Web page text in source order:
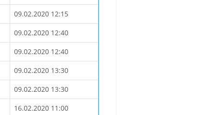
09.02.2020 12:15
09.02.2020 12:40
09.02.2020 12:40
09.02.2020 13:30
09.02.2020 13:30
16.02.2020 11:00